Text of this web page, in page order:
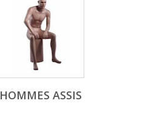
HOMMES ASSIS